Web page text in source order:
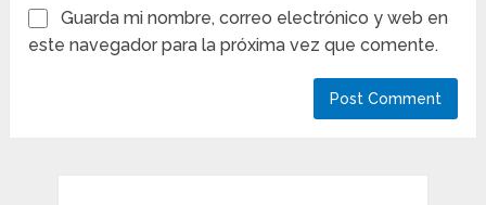
Guarda mi nombre, correo electrónico y web en
este navegador para la próxima vez que comente.